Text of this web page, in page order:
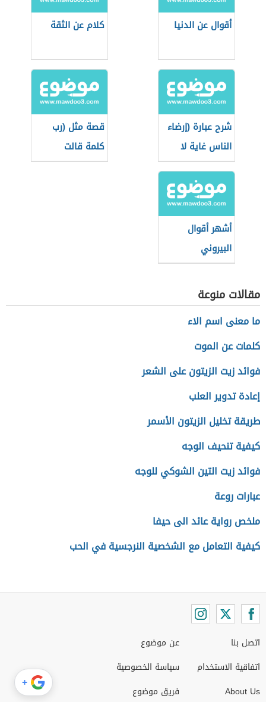
أقوال عن الدنيا كلام عن الثقة
شرح عبارة (إرضاء
الناس غاية لا
تدرك)
قصة مثل (رب
كلمة قالت
لصاحبها دعني)
أشهر أقوال
البيروني
مقالات منوعة
ما معنى اسم الاء
كلمات عن الموت
فوائد زيت الزيتون على الشعر
إعادة تدوير العلب
طريقة تخليل الزيتون الأسمر
كيفية تنحيف الوجه
فوائد زيت التين الشوكي للوجه
عبارات روعة
ملخص رواية عائد الى حيفا
كيفية التعامل مع الشخصية النرجسية في الحب
اتصل بنا
اتفاقية الاستخدام
About Us
عن موضوع
سياسة الخصوصية
فريق موضوع
+